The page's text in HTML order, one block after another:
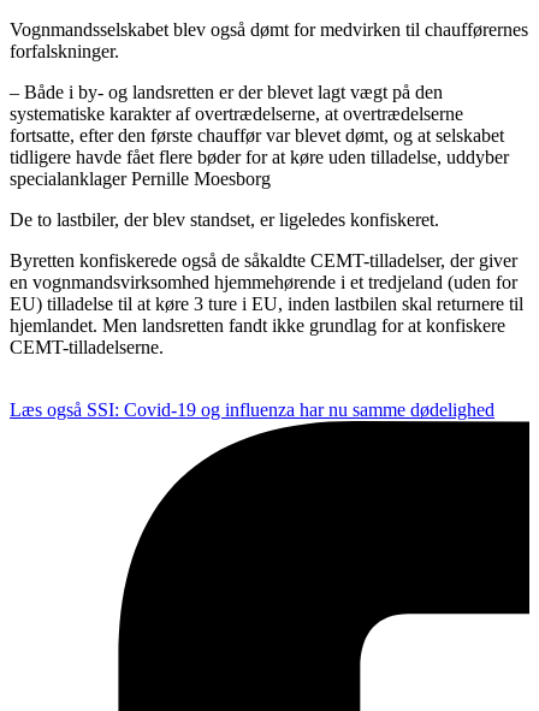
Vognmandsselskabet blev også dømt for medvirken til chaufførernes
forfalskninger.
– Både i by- og landsretten er der blevet lagt vægt på den
systematiske karakter af overtrædelserne, at overtrædelserne
fortsatte, efter den første chauffør var blevet dømt, og at selskabet
tidligere havde fået flere bøder for at køre uden tilladelse, uddyber
specialanklager Pernille Moesborg
De to lastbiler, der blev standset, er ligeledes konfiskeret.
Byretten konfiskerede også de såkaldte CEMT-tilladelser, der giver
en vognmandsvirksomhed hjemmehørende i et tredjeland (uden for
EU) tilladelse til at køre 3 ture i EU, inden lastbilen skal returnere til
hjemlandet. Men landsretten fandt ikke grundlag for at konfiskere
CEMT-tilladelserne.
Læs også SSI: Covid-19 og influenza har nu samme dødelighed